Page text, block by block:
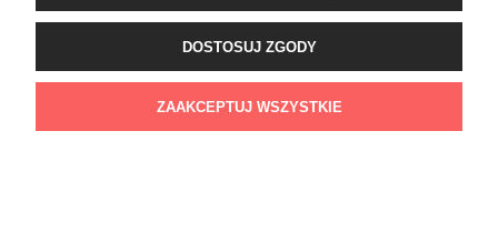
sklep@lazienki.eco | Tel.: 600 012 164 lub 600 012 159 | TGS Przemysław
Stoń | NIP: 6312213594 | REGON: 276403698
DOSTOSUJ ZGODY
ZAAKCEPTUJ WSZYSTKIE